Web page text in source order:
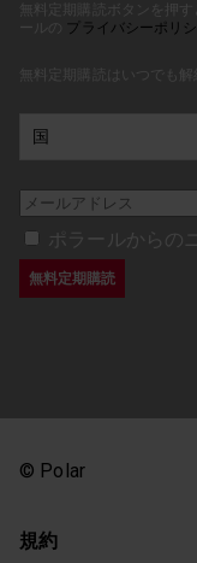
無料定期購読ボタンを押
ールの
プライバシーポリ
無料定期購読はいつでも解
ポラールからの
© Polar
規約